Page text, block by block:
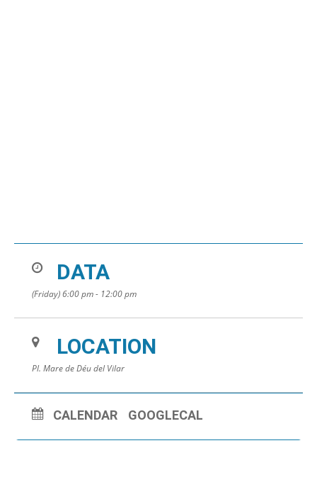
DATA
(Friday) 6:00 pm - 12:00 pm
LOCATION
Pl. Mare de Déu del Vilar
CALENDAR GOOGLECAL